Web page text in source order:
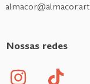
almacor@almacor.art
Nossas redes